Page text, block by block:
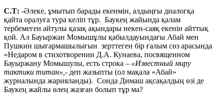
С.Т: -Әлеке, ұмытып барады екенмін, алдыңғы диалогқа
қайта оралуға тура келіп тұр. Баукең жайында қалам
тербемеген айтулы қазақ ақындары некен-саяқ екенін айттық
қой. Ал Бауыржан Момышұлы қабылдауындағы Абай мен
Пушкин шығармашылығын зерттеген бір ғалым сөз арасында
«Недаром в стихотворении Д.А. Кунаева, посвященном
Бауыржану Момышулы, есть строка – «Известный миру
тактики титан»,- деп жазыпты (ол мақала «Абай»
журналында жарияланды). Сонда Димаш ақсақалдың өзі де
Баукең жайлы өлең жазған болып тұр ма?